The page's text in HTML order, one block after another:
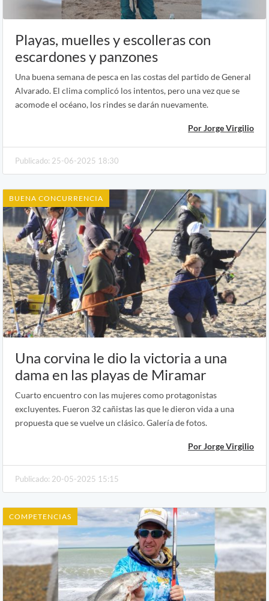
Playas, muelles y escolleras con
escardones y panzones
Una buena semana de pesca en las costas del partido de General
Alvarado. El clima complicó los intentos, pero una vez que se
acomode el océano, los rindes se darán nuevamente.
Por Jorge Virgilio
Publicado: 25-06-2025 18:30
BUENA CONCURRENCIA
Una corvina le dio la victoria a una
dama en las playas de Miramar
Cuarto encuentro con las mujeres como protagonistas
excluyentes. Fueron 32 cañistas las que le dieron vida a una
propuesta que se vuelve un clásico. Galería de fotos.
Por Jorge Virgilio
Publicado: 20-05-2025 15:15
COMPETENCIAS